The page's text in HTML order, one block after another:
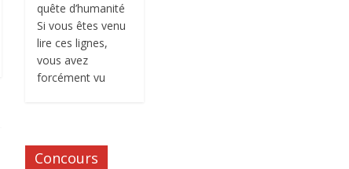
quête d’humanité
Si vous êtes venu
lire ces lignes,
vous avez
forcément vu
Concours